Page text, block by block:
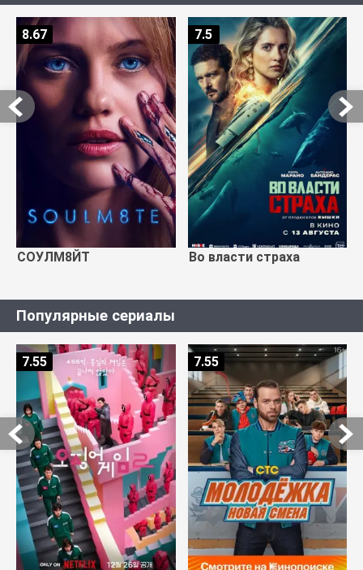
СОУЛМ8ЙТ
8.67
Во власти страха
7.5
Популярные сериалы
7.55 7.55